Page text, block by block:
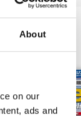
About
on our
ads and
Visualizza tutti